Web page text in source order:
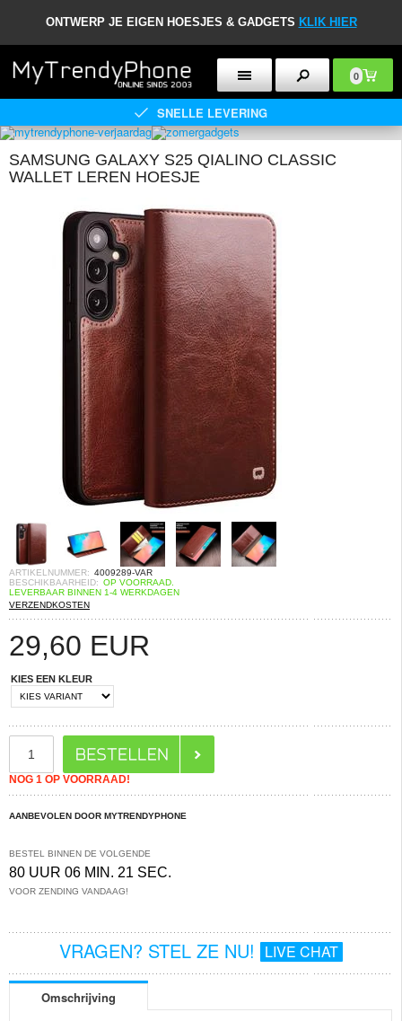
ONTWERP JE EIGEN HOESJES & GADGETS KLIK HIER
0
SNELLE LEVERING
SAMSUNG GALAXY S25 QIALINO CLASSIC
WALLET LEREN HOESJE
ARTIKELNUMMER: 4009289-VAR
BESCHIKBAARHEID: OP VOORRAAD.
LEVERBAAR BINNEN 1-4 WERKDAGEN
VERZENDKOSTEN
29,60 EUR
KIES EEN KLEUR
NOG 1 OP VOORRAAD!
AANBEVOLEN DOOR MYTRENDYPHONE
BESTEL BINNEN DE VOLGENDE
80 UUR 06 MIN. 20 SEC.
VOOR ZENDING VANDAAG!
VRAGEN? STEL ZE NU! LIVE CHAT
Omschrijving